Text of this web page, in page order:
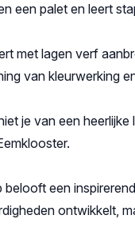
een palet en leert
met lagen verf
van kleurwerking
je van een
een
ontwikkelt,